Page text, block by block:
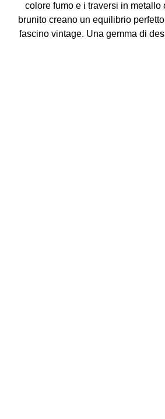
colore fumo e i traversi in metallo
brunito creano un equilibrio
fascino vintage. Una gemma di